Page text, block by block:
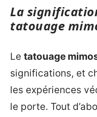
La
tatouage
Le tatouage
significations, et
les expériences
le porte. Tout